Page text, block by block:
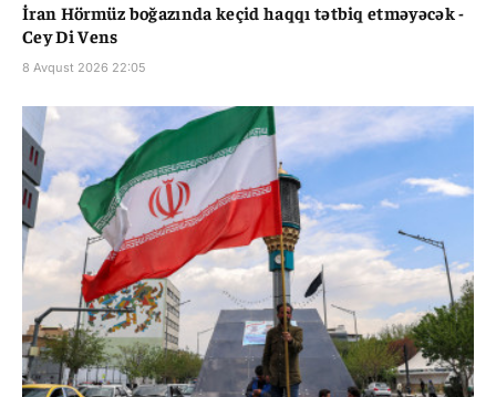
İran Hörmüz boğazında keçid haqqı tətbiq etməyəcək -
Cey Di Vens
8 Avqust 2026 22:05